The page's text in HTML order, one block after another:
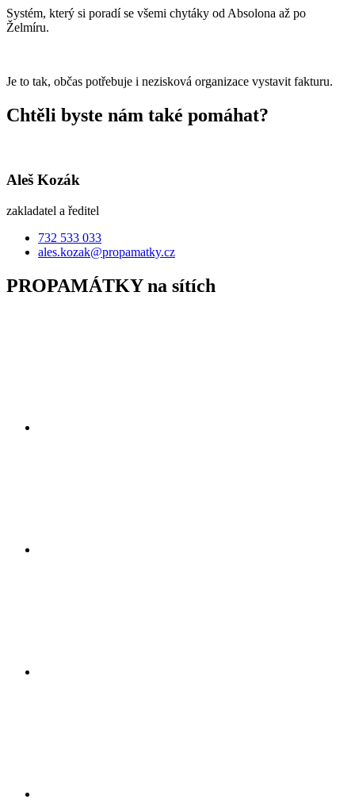
Systém, který si poradí se všemi chytáky od Absolona až po
Želmíru.
Je to tak, občas potřebuje i nezisková organizace vystavit fakturu.
Chtěli byste nám také pomáhat?
Aleš Kozák
zakladatel a ředitel
732 533 033
ales.kozak@propamatky.cz
PROPAMÁTKY na sítích